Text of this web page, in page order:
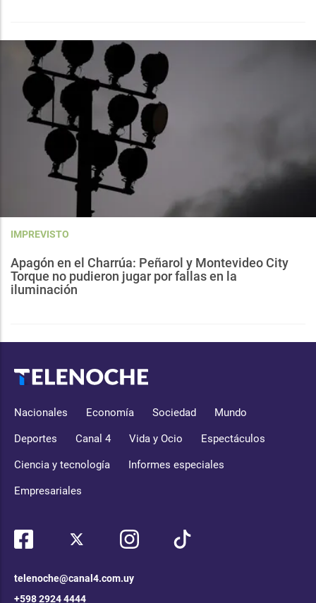
IMPREVISTO
Apagón en el Charrúa: Peñarol y Montevideo City
Torque no pudieron jugar por fallas en la
iluminación
Nacionales Economía Sociedad Mundo
Deportes Canal 4 Vida y Ocio Espectáculos
Ciencia y tecnología Informes especiales
Empresariales
telenoche@canal4.com.uy
+598 2924 4444